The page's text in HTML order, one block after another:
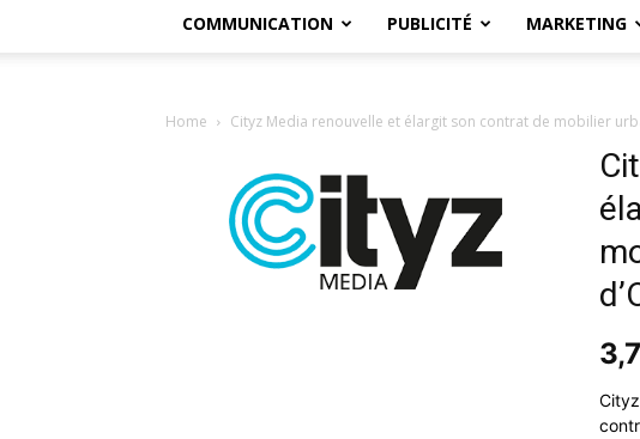
COMMUNICATION PUBLICITÉ MARKETING
Home Cityz Media renouvelle et élargit son contrat de mobilier